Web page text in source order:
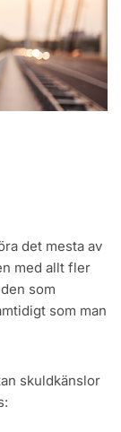
det mesta av
med allt fler
som
som man
skuldkänslor